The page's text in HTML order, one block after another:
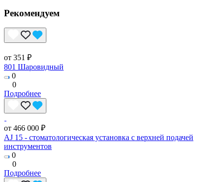
Рекомендуем
от 351 ₽
801 Шаровидный
0
0
Подробнее
от 466 000 ₽
AJ 15 - стоматологическая установка с верхней подачей
инструментов
0
0
Подробнее